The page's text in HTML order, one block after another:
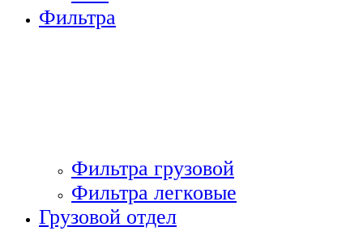
Фильтра
Фильтра грузовой
Фильтра легковые
Грузовой отдел